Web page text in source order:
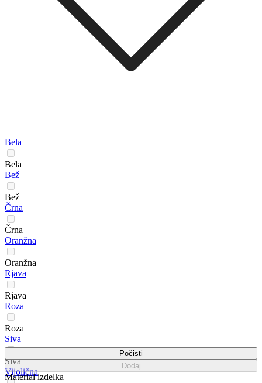
Bela
Bela
Bež
Bež
Črna
Črna
Oranžna
Oranžna
Rjava
Rjava
Roza
Roza
Siva
Siva
Vijolična
Počisti
Dodaj
Material izdelka